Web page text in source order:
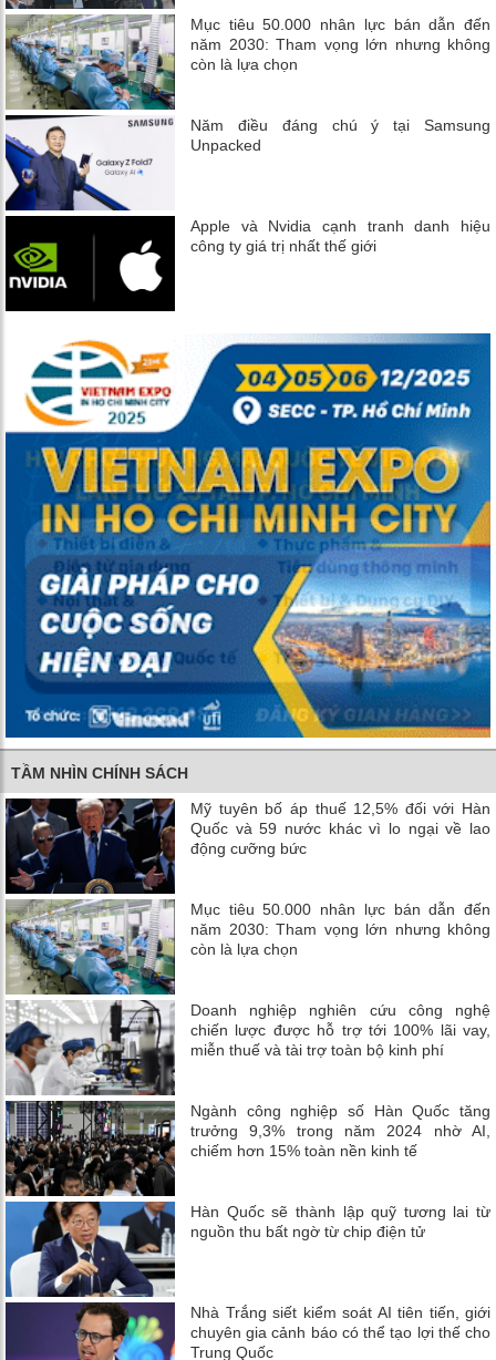
Mục tiêu 50.000 nhân lực bán dẫn đến
năm 2030: Tham vọng lớn nhưng không
còn là lựa chọn
Năm điều đáng chú ý tại Samsung
Unpacked
Apple và Nvidia cạnh tranh danh hiệu
công ty giá trị nhất thế giới
TẦM NHÌN CHÍNH SÁCH
Mỹ tuyên bố áp thuế 12,5% đối với Hàn
Quốc và 59 nước khác vì lo ngại về lao
động cưỡng bức
Mục tiêu 50.000 nhân lực bán dẫn đến
năm 2030: Tham vọng lớn nhưng không
còn là lựa chọn
Doanh nghiệp nghiên cứu công nghệ
chiến lược được hỗ trợ tới 100% lãi vay,
miễn thuế và tài trợ toàn bộ kinh phí
Ngành công nghiệp số Hàn Quốc tăng
trưởng 9,3% trong năm 2024 nhờ AI,
chiếm hơn 15% toàn nền kinh tế
Hàn Quốc sẽ thành lập quỹ tương lai từ
nguồn thu bất ngờ từ chip điện tử
Nhà Trắng siết kiểm soát AI tiên tiến, giới
chuyên gia cảnh báo có thể tạo lợi thế cho
Trung Quốc